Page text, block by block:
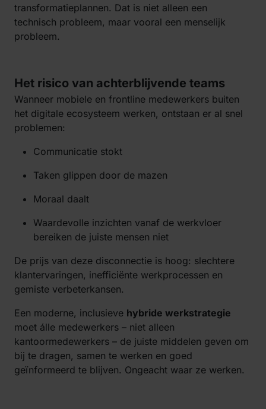
transformatieplannen. Dat is niet alleen een
technisch probleem, maar vooral een menselijk
probleem.
Het risico van achterblijvende teams
Wanneer mobiele en frontline medewerkers buiten
het digitale ecosysteem werken, ontstaan er al snel
problemen:
Communicatie stokt
Taken glippen door de mazen
Moraal daalt
Waardevolle inzichten vanaf de werkvloer
bereiken de juiste mensen niet
De prijs van deze disconnectie is hoog: slechtere
klantervaringen, inefficiënte werkprocessen en
gemiste verbeterkansen.
Een moderne, inclusieve hybride werkstrategie
moet álle medewerkers – niet alleen
kantoormedewerkers – de juiste middelen geven om
bij te dragen, samen te werken en goed
geïnformeerd te blijven. Ongeacht waar ze werken.